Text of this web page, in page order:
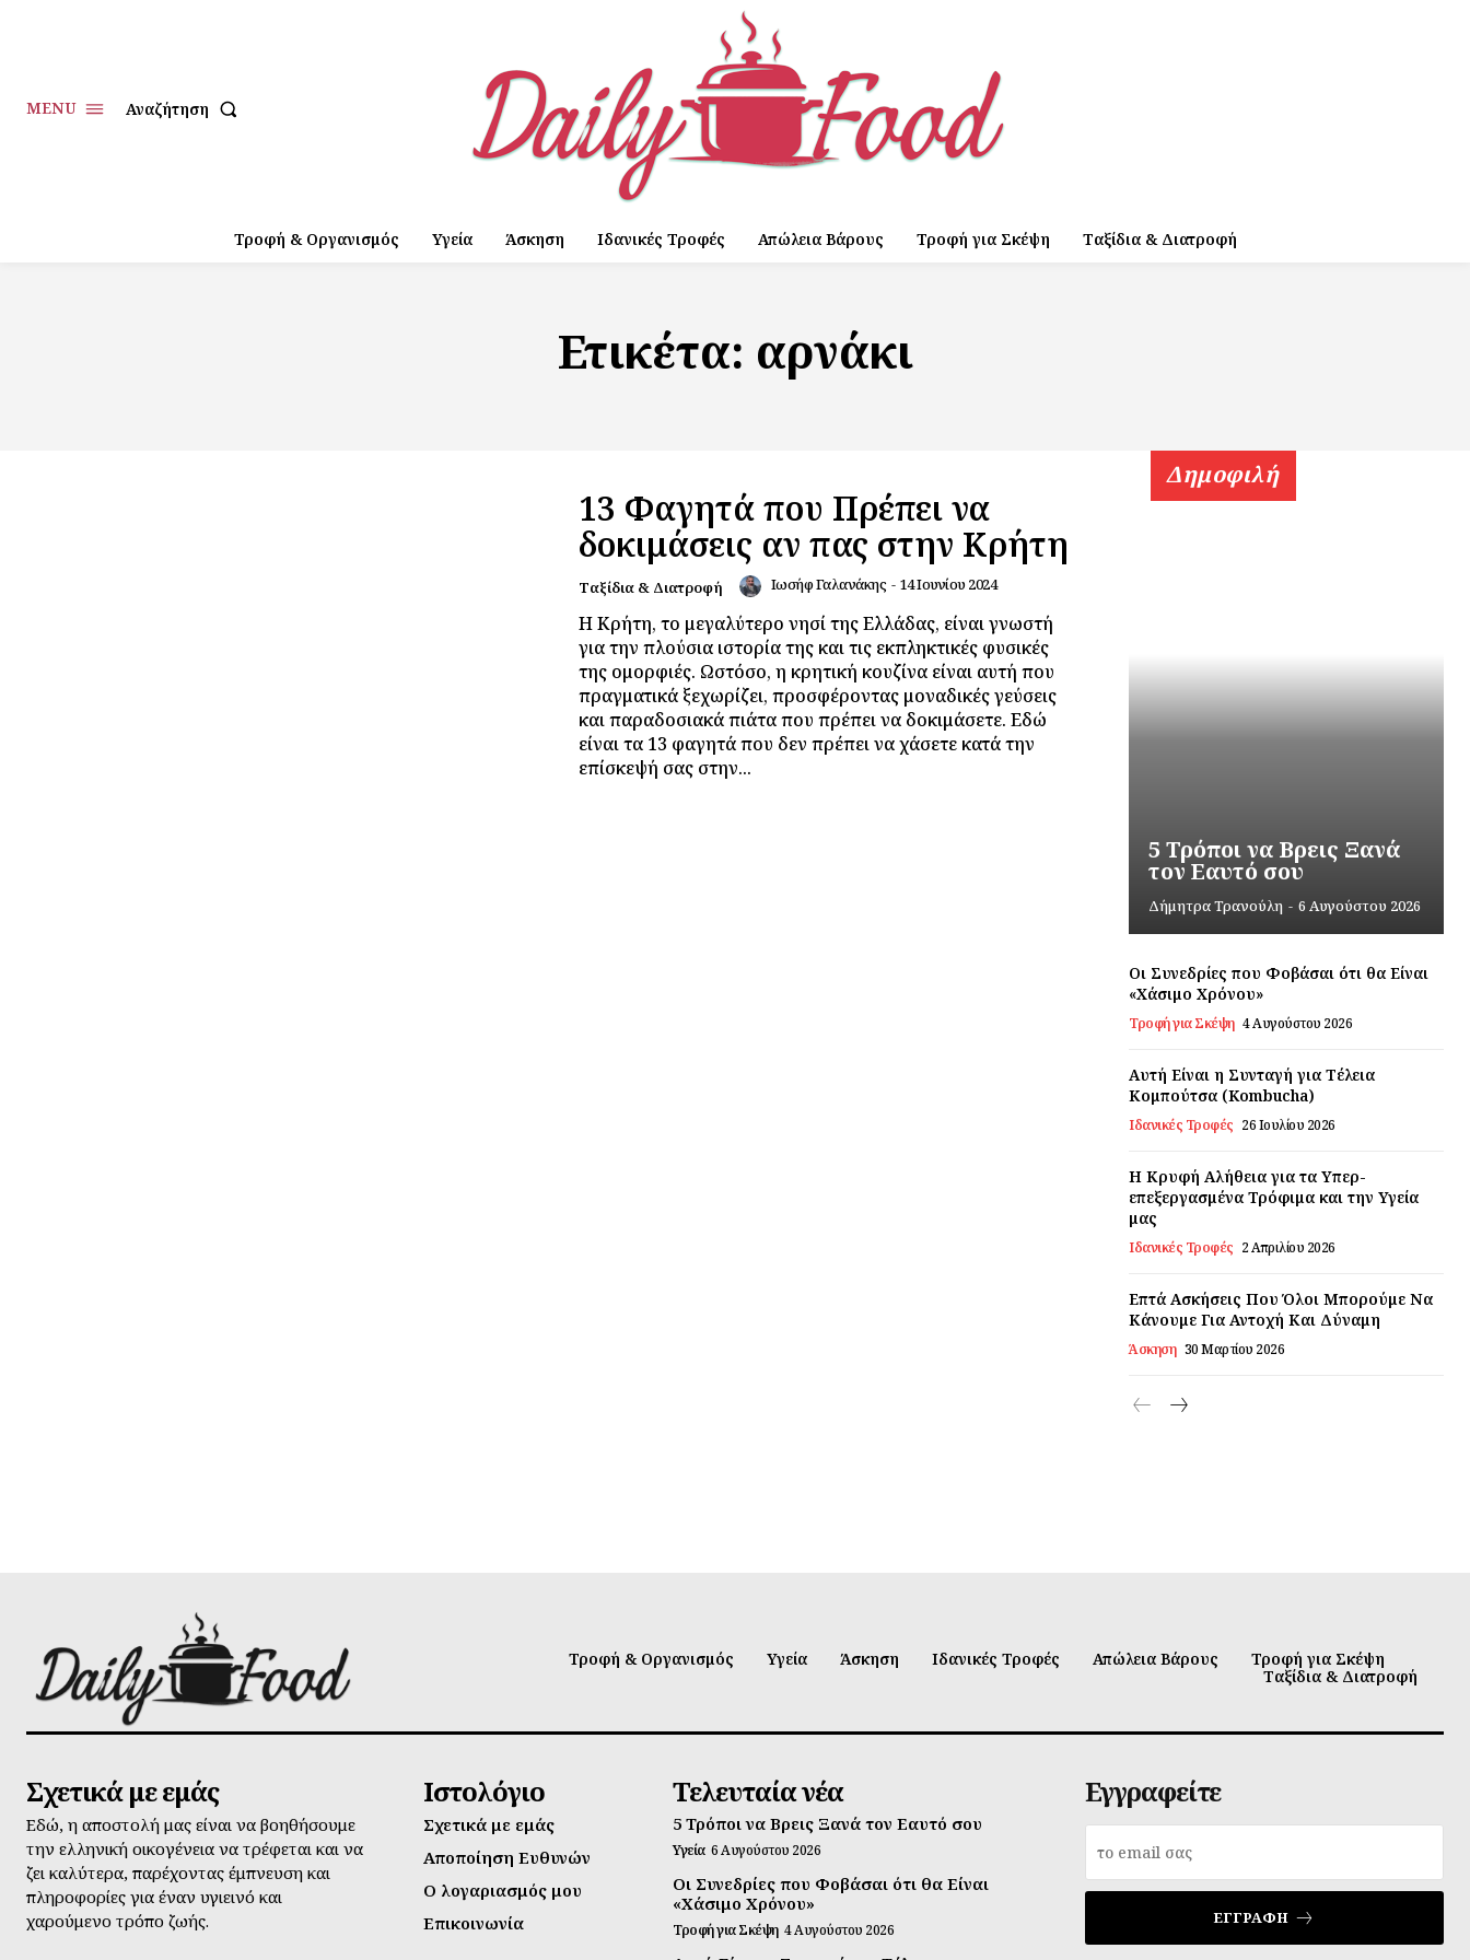
MENU Αναζήτηση
Τροφή & Οργανισμός Υγεία Άσκηση Ιδανικές Τροφές Απώλεια Βάρους Τροφή για Σκέψη Ταξίδια & Διατροφή
Ετικέτα: αρνάκι
13 Φαγητά που Πρέπει να
δοκιμάσεις αν πας στην Κρήτη
Ταξίδια & Διατροφή Ιωσήφ Γαλανάκης - 14 Ιουνίου 2024
Η Κρήτη, το μεγαλύτερο νησί της Ελλάδας, είναι γνωστή
για την πλούσια ιστορία της και τις εκπληκτικές φυσικές
της ομορφιές. Ωστόσο, η κρητική κουζίνα είναι αυτή που
πραγματικά ξεχωρίζει, προσφέροντας μοναδικές γεύσεις
και παραδοσιακά πιάτα που πρέπει να δοκιμάσετε. Εδώ
είναι τα 13 φαγητά που δεν πρέπει να χάσετε κατά την
επίσκεψή σας στην...
Δημοφιλή
5 Τρόποι να Βρεις Ξανά
τον Εαυτό σου
Δήμητρα Τρανούλη - 6 Αυγούστου 2026
Οι Συνεδρίες που Φοβάσαι ότι θα Είναι
«Χάσιμο Χρόνου»
Τροφή για Σκέψη 4 Αυγούστου 2026
Αυτή Είναι η Συνταγή για Τέλεια
Κομπούτσα (Kombucha)
Ιδανικές Τροφές 26 Ιουλίου 2026
Η Κρυφή Αλήθεια για τα Υπερ-
επεξεργασμένα Τρόφιμα και την Υγεία
μας
Ιδανικές Τροφές 2 Απριλίου 2026
Επτά Ασκήσεις Που Όλοι Μπορούμε Να
Κάνουμε Για Αντοχή Και Δύναμη
Άσκηση 30 Μαρτίου 2026
Τροφή & Οργανισμός Υγεία Άσκηση Ιδανικές Τροφές Απώλεια Βάρους
Τροφή για Σκέψη
Ταξίδια & Διατροφή
Σχετικά με εμάς
Εδώ, η αποστολή μας είναι να βοηθήσουμε
την ελληνική οικογένεια να τρέφεται και να
ζει καλύτερα, παρέχοντας έμπνευση και
πληροφορίες για έναν υγιεινό και
χαρούμενο τρόπο ζωής.
Ιστολόγιο
Σχετικά με εμάς
Αποποίηση Ευθυνών
Ο λογαριασμός μου
Επικοινωνία
Τελευταία νέα
5 Τρόποι να Βρεις Ξανά τον Εαυτό σου
Υγεία 6 Αυγούστου 2026
Οι Συνεδρίες που Φοβάσαι ότι θα Είναι
«Χάσιμο Χρόνου»
Τροφή για Σκέψη 4 Αυγούστου 2026
Εγγραφείτε
ΕΓΓΡΑΦΉ